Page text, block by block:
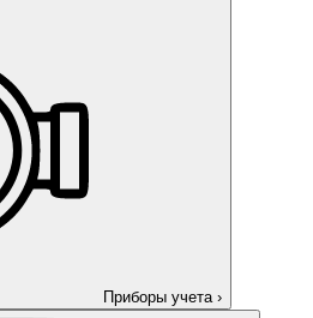
Приборы учета ›